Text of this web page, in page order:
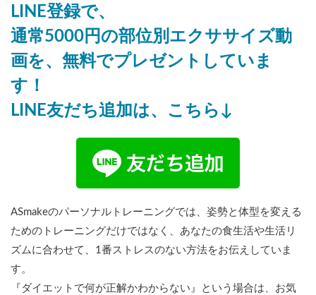
LINE登録で、
通常5000円の部位別エクササイズ動
画を、無料でプレゼントしていま
す！
LINE友だち追加は、こちら↓
ASmakeのパーソナルトレーニングでは、姿勢と体型を変える
ためのトレーニングだけではなく、あなたの食生活や生活リ
ズムに合わせて、1番ストレスのない方法をお伝えしていま
す。
『ダイエットで何が正解かわからない』という場合は、お気